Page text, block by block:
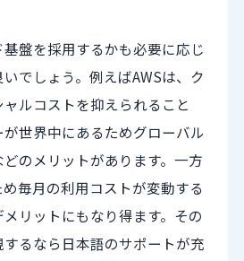
盤を採用するかも必要に応じ
でしょう。例えばAWSは、ク
ルコストを抑えられること
世界中にあるためグローバル
のメリットがあります。一方
毎月の利用コストが変動する
リットにもなり得ます。その
るなら日本語のサポートが充